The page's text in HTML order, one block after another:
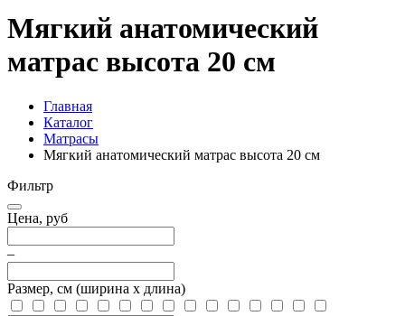
Мягкий анатомический
матрас высота 20 см
Главная
Каталог
Матрасы
Мягкий анатомический матрас высота 20 см
Фильтр
Цена, руб
–
Размер, см (ширина х длина)